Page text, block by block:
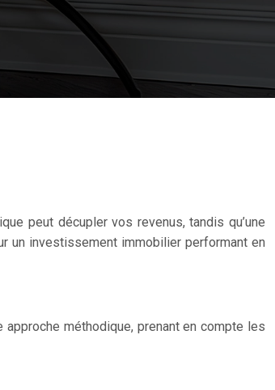
peut décupler vos revenus, tandis qu’une
un investissement immobilier performant en
méthodique, prenant en compte les